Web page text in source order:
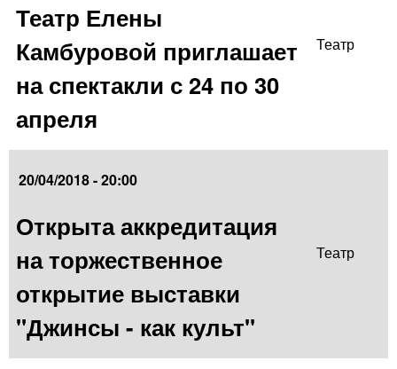
Театр Елены
Камбуровой приглашает
на спектакли с 24 по 30
апреля
Театр
20/04/2018 - 20:00
Открыта аккредитация
на торжественное
открытие выставки
"Джинсы - как культ"
Театр